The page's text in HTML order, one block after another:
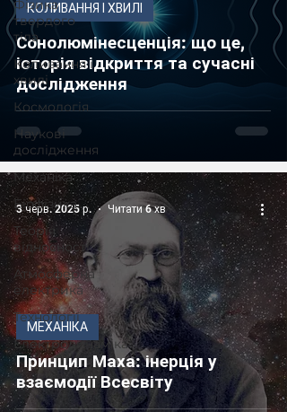
Фізика
твердого
тіла
Коливання і
хвилі
Космологія
Наукові
дослідження
Механіка
Біофізика
Теорія
відносності
Атмосферна
електрика
Технології
Електродинаміка
Сонолюмінесценція: що це,
історія відкриття та сучасні
дослідження
КОЛИВАННЯ І ХВИЛІ
Принцип Маха: інерція у
взаємодії Всесвіту
МЕХАНІКА
3 черв. 2025 р. Читати 6 хв